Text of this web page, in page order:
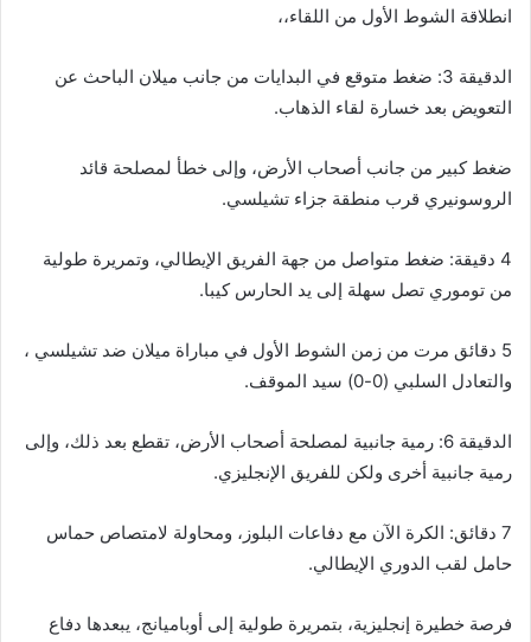
انطلاقة الشوط الأول من اللقاء،،
الدقيقة 3: ضغط متوقع في البدايات من جانب ميلان الباحث عن
التعويض بعد خسارة لقاء الذهاب.
ضغط كبير من جانب أصحاب الأرض، وإلى خطأ لمصلحة قائد
الروسونيري قرب منطقة جزاء تشيلسي.
4 دقيقة: ضغط متواصل من جهة الفريق الإيطالي، وتمريرة طولية
من توموري تصل سهلة إلى يد الحارس كيبا.
5 دقائق مرت من زمن الشوط الأول في مباراة ميلان ضد تشيلسي ،
والتعادل السلبي (0-0) سيد الموقف.
الدقيقة 6: رمية جانبية لمصلحة أصحاب الأرض، تقطع بعد ذلك، وإلى
رمية جانبية أخرى ولكن للفريق الإنجليزي.
7 دقائق: الكرة الآن مع دفاعات البلوز، ومحاولة لامتصاص حماس
حامل لقب الدوري الإيطالي.
فرصة خطيرة إنجليزية، بتمريرة طولية إلى أوباميانج، يبعدها دفاع